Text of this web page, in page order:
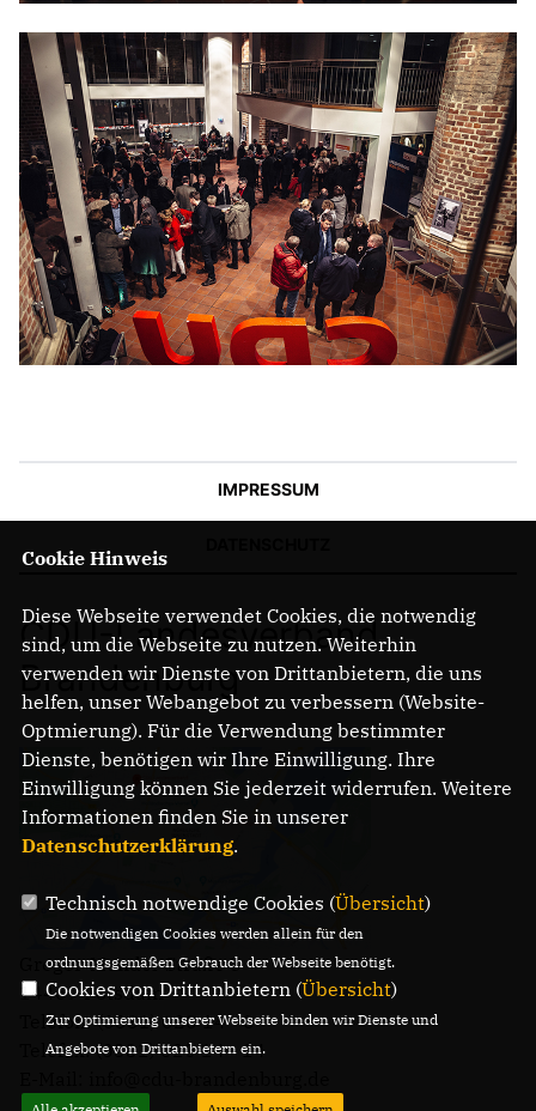
IMPRESSUM
CDU-Landesverband
Brandenburg
Gregor-Mendel-Straße 3
14469 Potsdam
Telefon: (0331) 620 14 - 0
Telefax: (0331) 620 14 - 14
Cookie Hinweis
Diese Webseite verwendet Cookies, die notwendig
sind, um die Webseite zu nutzen. Weiterhin
verwenden wir Dienste von Drittanbietern, die uns
helfen, unser Webangebot zu verbessern (Website-
Optmierung). Für die Verwendung bestimmter
Dienste, benötigen wir Ihre Einwilligung. Ihre
Einwilligung können Sie jederzeit widerrufen. Weitere
Informationen finden Sie in unserer
Datenschutzerklärung.
Technisch notwendige Cookies (Übersicht)
Die notwendigen Cookies werden allein für den
ordnungsgemäßen Gebrauch der Webseite benötigt.
Cookies von Drittanbietern (Übersicht)
Zur Optimierung unserer Webseite binden wir Dienste und
Angebote von Drittanbietern ein.